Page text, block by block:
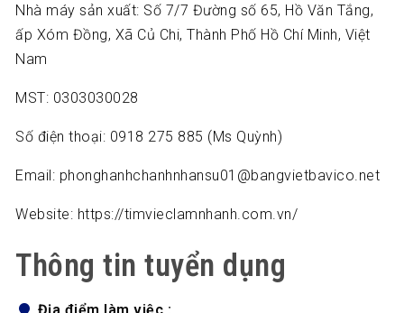
Nhà máy sản xuất: Số 7/7 Đường số 65, Hồ Văn Tắng,
ấp Xóm Đồng, Xã Củ Chi, Thành Phố Hồ Chí Minh, Việt
Nam
MST: 0303030028
Số điện thoại: 0918 275 885 (Ms Quỳnh)
Email: phonghanhchanhnhansu01@bangvietbavico.net
Website: https://timvieclamnhanh.com.vn/
Thông tin tuyển dụng